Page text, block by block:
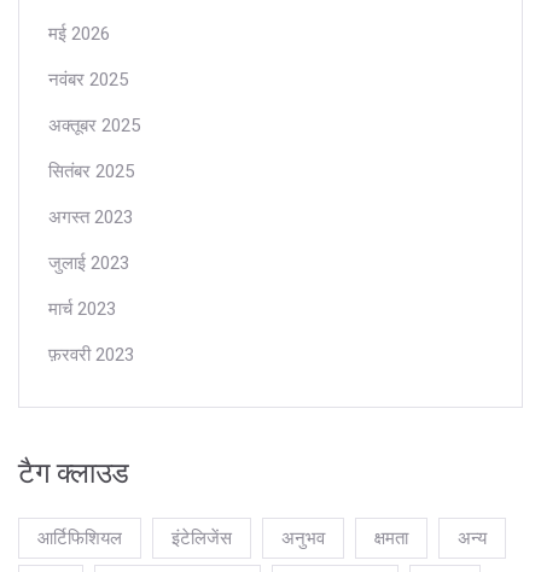
मई 2026
नवंबर 2025
अक्तूबर 2025
सितंबर 2025
अगस्त 2023
जुलाई 2023
मार्च 2023
फ़रवरी 2023
टैग क्लाउड
आर्टिफिशियल इंटेलिजेंस अनुभव क्षमता अन्य